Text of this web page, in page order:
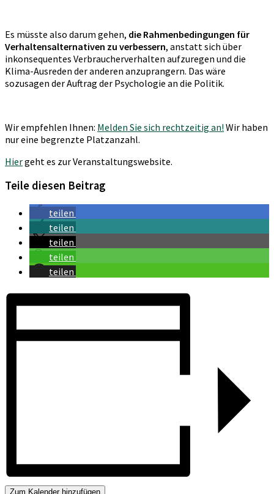
Es müsste also darum gehen, die Rahmenbedingungen für
Verhaltensalternativen zu verbessern, anstatt sich über
inkonsequentes Verbraucherverhalten aufzuregen und die
Klima-Ausreden der anderen anzuprangern. Das wäre
sozusagen der Auftrag der Psychologie an die Politik.
Wir empfehlen Ihnen: Melden Sie sich rechtzeitig an! Wir haben
nur eine begrenzte Platzanzahl.
Hiergeht es zur Veranstaltungswebsite.
Teile diesen Beitrag
teilen
teilen
teilen
teilen
teilen
Zum Kalender hinzufügen